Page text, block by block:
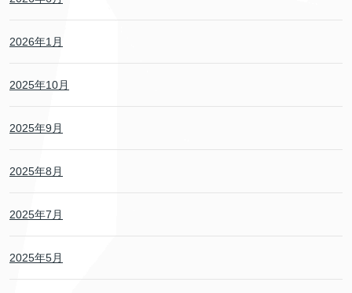
2026年1月
2025年10月
2025年9月
2025年8月
2025年7月
2025年5月